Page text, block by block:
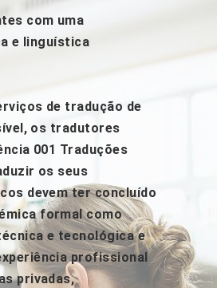
com uma
e linguística
de tradução de
os tradutores
001 Traduções
os seus
devem ter concluído
formal como
e tecnológica e
profissional
privadas,